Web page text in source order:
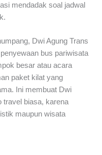
mendadak soal jadwal
Dwi Agung Trans
bus pariwisata
besar atau acara
paket kilat yang
Ini membuat Dwi
travel biasa, karena
maupun wisata